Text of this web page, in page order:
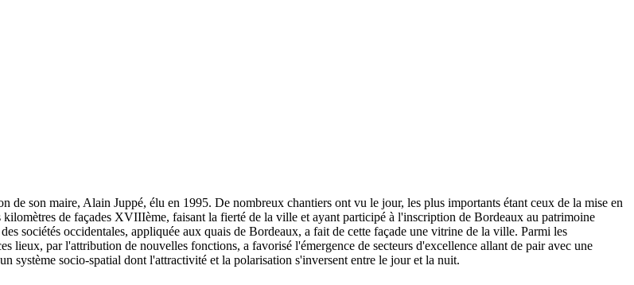
son maire, Alain Juppé, élu en 1995. De nombreux chantiers ont vu le jour, les plus importants étant ceux de la mise en
de façades XVIIIème, faisant la fierté de la ville et ayant participé à l'inscription de Bordeaux au patrimoine
sociétés occidentales, appliquée aux quais de Bordeaux, a fait de cette façade une vitrine de la ville. Parmi les
lieux, par l'attribution de nouvelles fonctions, a favorisé l'émergence de secteurs d'excellence allant de pair avec une
système socio-spatial dont l'attractivité et la polarisation s'inversent entre le jour et la nuit.